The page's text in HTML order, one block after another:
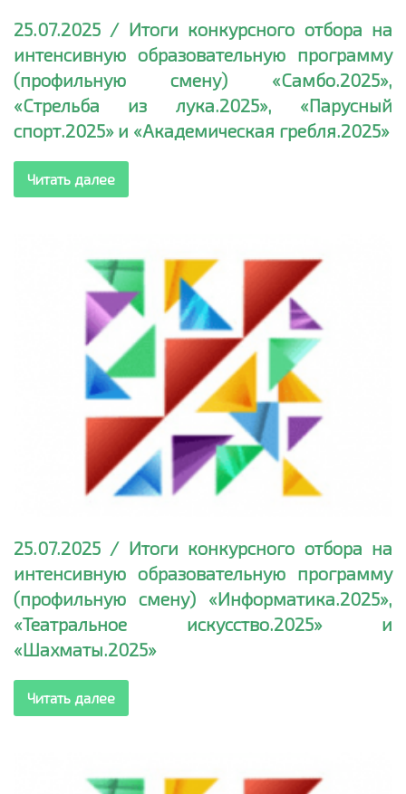
25.07.2025 / Итоги конкурсного отбора на
интенсивную образовательную программу
(профильную смену) «Самбо.2025»,
«Стрельба из лука.2025», «Парусный
спорт.2025» и «Академическая гребля.2025»
Читать далее
25.07.2025 / Итоги конкурсного отбора на
интенсивную образовательную программу
(профильную смену) «Информатика.2025»,
«Театральное искусство.2025» и
«Шахматы.2025»
Читать далее